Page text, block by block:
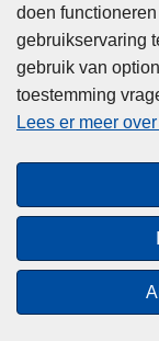
doen
gebruikservaring
gebruik van
toestemming
Lees er meer